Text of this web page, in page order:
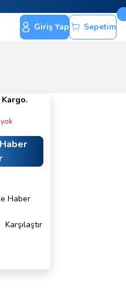
Giriş Yap Sepetim
Kargo.
Haber
Karşılaştır